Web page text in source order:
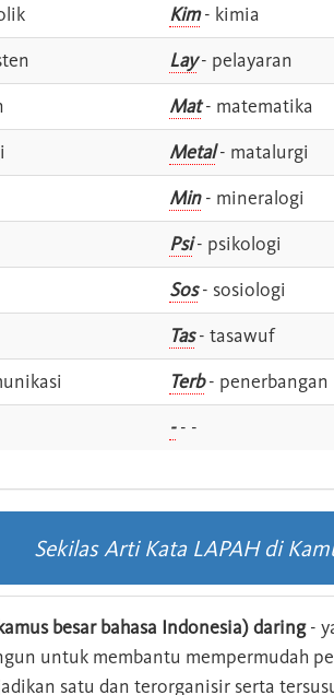
Kim- kimia
Lay- pelayaran
Mat- matematika
Metal- matalurgi
Min- mineralogi
Psi- psikologi
Sos- sosiologi
Tas- tasawuf
Terb- penerbangan
-- -
Sekilas Arti Kata LAPAH di
besar bahasa Indonesia) daring-
untuk membantu mempermudah
satu dan terorganisir serta